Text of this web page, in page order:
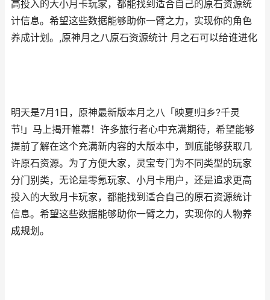
高投入的大小月卡玩家，都能找到适合自己的原石资源统
计信息。希望这些数据能够助你一臂之力，实现你的角色
养成计划。,原神月之八原石资源统计 月之石可以给谁进化
明天是7月1日，原神最新版本月之八「映夏!归乡?千灵
节!」马上揭开帷幕！许多旅行者心中充满期待，希望能够
提前了解在这个充满新内容的大版本中，到底能够获取几
许原石资源。为了方便大家，灵宝专门为不同类型的玩家
分门别类，无论是零氪玩家、小月卡用户，还是追求更高
投入的大致月卡玩家，都能找到适合自己的原石资源统计
信息。希望这些数据能够助你一臂之力，实现你的人物养
成规划。